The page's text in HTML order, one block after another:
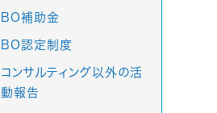
BO補助金
BO認定制度
コンサルティング以外の活
動報告